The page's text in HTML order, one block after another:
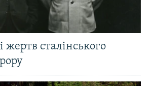
жертв сталінського